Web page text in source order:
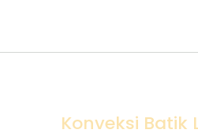
Konveksi Batik